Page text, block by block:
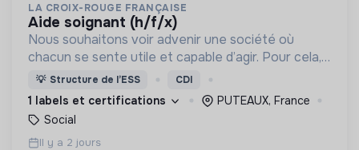
LA CROIX-ROUGE FRANÇAISE
aide soignant (h/f/x)
Nous souhaitons voir advenir une société où
chacun se sente utile et capable d’agir. Pour cela,
nous proposons des moyens et des lieux
d’engagement innovants et adaptés à tous.
💡 Structure de l’ESS CDI
1 labels et certifications
PUTEAUX, France
Social
Il y a 2 jours